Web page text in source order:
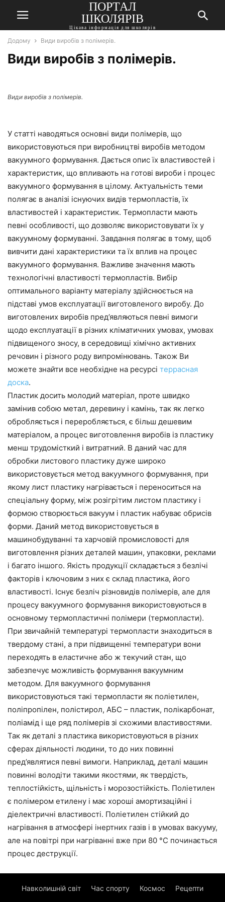
ПОРТАЛ
ШКОЛЯРІВ
Цікава інформація для школярів
Додому Види виробів з полімерів.
Види виробів з полімерів.
Види виробів з полімерів.
У статті наводяться основні види полімерів, що
використовуються при виробництві виробів методом
вакуумного формування. Дається опис їх властивостей і
характеристик, що впливають на готові вироби і процес
вакуумного формування в цілому. Актуальність теми
полягає в аналізі існуючих видів термопластів, їх
властивостей і характеристик. Термопласти мають
певні особливості, що дозволяє використовувати їх у
вакуумному формуванні. Завдання полягає в тому, щоб
вивчити дані характеристики та їх вплив на процес
вакуумного формування. Важливе значення мають
технологічні властивості термопластів. Вибір
оптимального варіанту матеріалу здійснюється на
підставі умов експлуатації виготовленого виробу. До
виготовлених виробів пред’являються певні вимоги
щодо експлуатації в різних кліматичних умовах, умовах
підвищеного зносу, в середовищі хімічно активних
речовин і різного роду випромінювань. Також Ви
можете знайти все необхідне на ресурсі террасная
доска.
Пластик досить молодий матеріал, проте швидко
замінив собою метал, деревину і камінь, так як легко
обробляється і переробляється, є більш дешевим
матеріалом, а процес виготовлення виробів із пластику
менш трудомісткий і витратний. В даний час для
обробки листового пластику дуже широко
використовується метод вакуумного формування, при
якому лист пластику нагрівається і переноситься на
спеціальну форму, між розігрітим листом пластику і
формою створюється вакуум і пластик набуває обрисів
форми. Даний метод використовується в
машинобудуванні та харчовій промисловості для
виготовлення різних деталей машин, упаковки, реклами
і багато іншого. Якість продукції складається з безлічі
факторів і ключовим з них є склад пластика, його
властивості. Існує безліч різновидів полімерів, але для
процесу вакуумного формування використовуються в
основному термопластичні полімери (термопласти).
При звичайній температурі термопласти знаходиться в
твердому стані, а при підвищенні температури вони
переходять в еластичне або ж текучий стан, що
забезпечує можливість формування вакуумним
методом. Для вакуумного формування
використовуються такі термопласти як поліетилен,
поліпропілен, полістирол, АБС – пластик, полікарбонат,
поліамід і ще ряд полімерів зі схожими властивостями.
Так як деталі з пластика використовуються в різних
сферах діяльності людини, то до них повинні
пред’являтися певні вимоги. Наприклад, деталі машин
повинні володіти такими якостями, як твердість,
теплостійкість, щільність і морозостійкість. Поліетилен
є полімером етилену і має хороші амортизаційні і
діелектричні властивості. Поліетилен стійкий до
нагрівання в атмосфері інертних газів і в умовах вакууму,
але на повітрі при нагріванні вже при 80 °С починається
процес деструкції.
Навколишній світ Час спорту Космос Рецепти